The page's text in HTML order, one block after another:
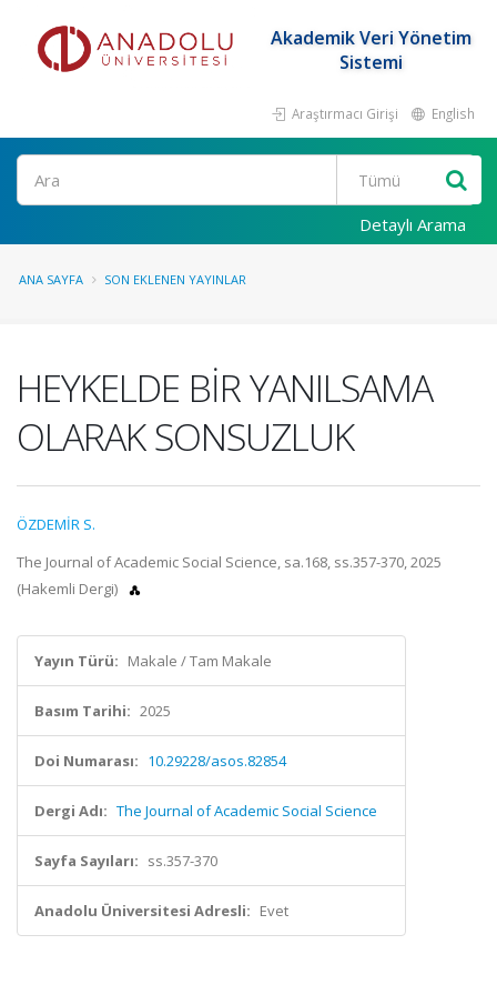
Akademik Veri Yönetim
Sistemi
Araştırmacı Girişi English
Ara
Detaylı Arama
ANA SAYFA SON EKLENEN YAYINLAR
HEYKELDE BİR YANILSAMA
OLARAK SONSUZLUK
ÖZDEMİR S.
The Journal of Academic Social Science, sa.168, ss.357-370, 2025
(Hakemli Dergi)
Yayın Türü: Makale / Tam Makale
Basım Tarihi: 2025
Doi Numarası: 10.29228/asos.82854
Dergi Adı: The Journal of Academic Social Science
Sayfa Sayıları: ss.357-370
Anadolu Üniversitesi Adresli: Evet